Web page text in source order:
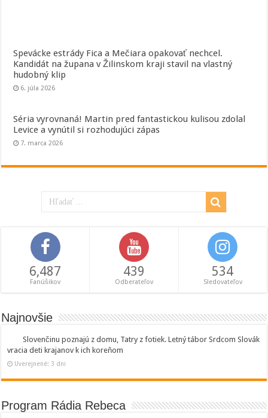
Spevácke estrády Fica a Mečiara opakovať nechcel.
Kandidát na župana v Žilinskom kraji stavil na vlastný
hudobný klip
6. júla 2026
Séria vyrovnaná! Martin pred fantastickou kulisou zdolal
Levice a vynútil si rozhodujúci zápas
7. marca 2026
6,487
Fanúšikov
439
Odberateľov
534
Sledovateľov
Najnovšie
Slovenčinu poznajú z domu, Tatry z fotiek. Letný tábor Srdcom Slovák
vracia deti krajanov k ich koreňom
Uverejnené: 3 dni
Program Rádia Rebeca